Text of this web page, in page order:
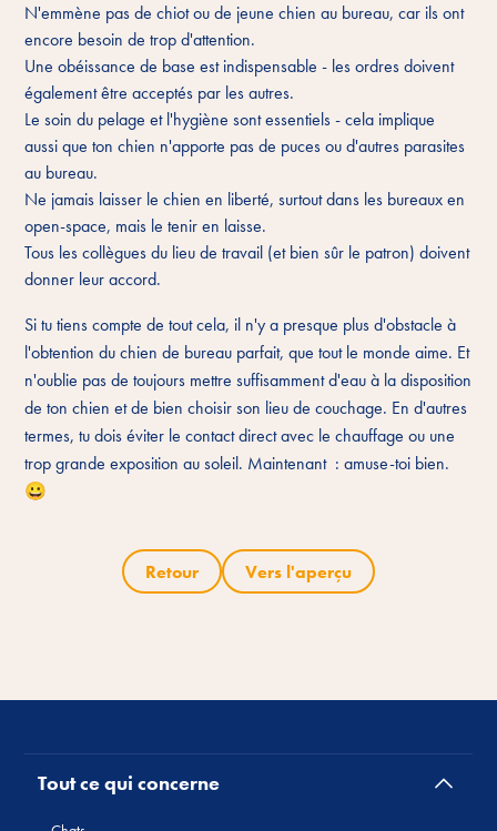
N'emmène pas de chiot ou de jeune chien au bureau, car ils ont
encore besoin de trop d'attention.
Une obéissance de base est indispensable - les ordres doivent
également être acceptés par les autres.
Le soin du pelage et l'hygiène sont essentiels - cela implique
aussi que ton chien n'apporte pas de puces ou d'autres parasites
au bureau.
Ne jamais laisser le chien en liberté, surtout dans les bureaux en
open-space, mais le tenir en laisse.
Tous les collègues du lieu de travail (et bien sûr le patron) doivent
donner leur accord.
Si tu tiens compte de tout cela, il n'y a presque plus d'obstacle à
l'obtention du chien de bureau parfait, que tout le monde aime. Et
n'oublie pas de toujours mettre suffisamment d'eau à la disposition
de ton chien et de bien choisir son lieu de couchage. En d'autres
termes, tu dois éviter le contact direct avec le chauffage ou une
trop grande exposition au soleil. Maintenant : amuse-toi bien.
😀
Retour Vers l'aperçu
Tout ce qui concerne